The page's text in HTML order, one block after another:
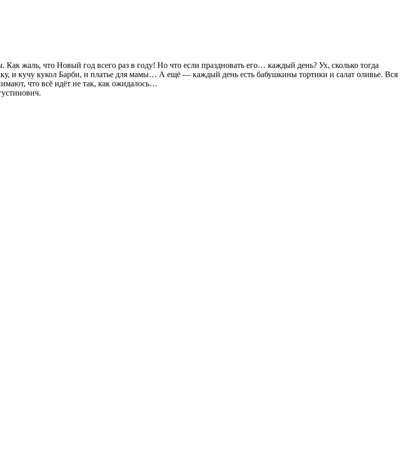
жаль, что Новый год всего раз в году! Но что если праздновать его… каждый день? Ух, сколько тогда
и кучу кукол Барби, и платье для мамы… А ещё — каждый день есть бабушкины тортики и салат оливье. Вся
что всё идёт не так, как ожидалось…